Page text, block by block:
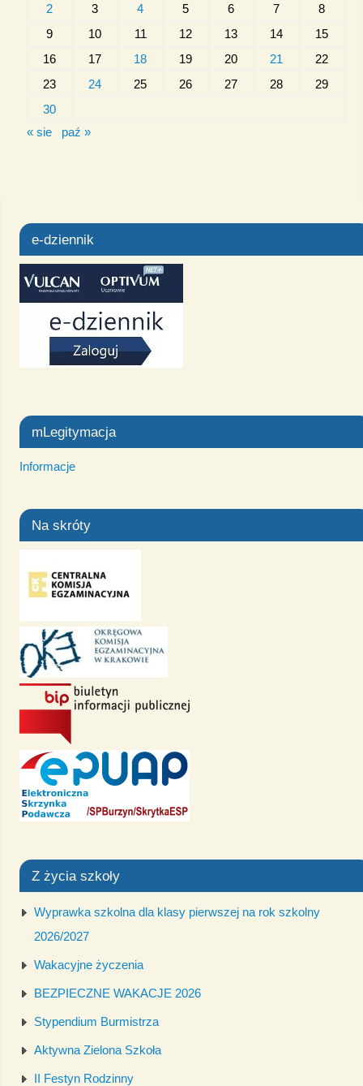
2 3 4 5 6 7
8
9
10 11 12 13 14
15
16
17 18 19 20 21
22
23
24 25 26 27 28
29
30
« sie
paź »
e-dziennik
mLegitymacja
Informacje
Na skróty
Z życia szkoły
Wyprawka szkolna dla klasy pierwszej na rok szkolny
2026/2027
Wakacyjne życzenia
BEZPIECZNE WAKACJE 2026
Stypendium Burmistrza
Aktywna Zielona Szkoła
II Festyn Rodzinny